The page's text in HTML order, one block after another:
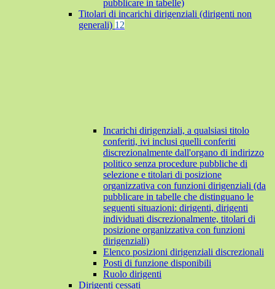
pubblicare in tabelle)
Titolari di incarichi dirigenziali (dirigenti non
generali) 12
Incarichi dirigenziali, a qualsiasi titolo
conferiti, ivi inclusi quelli conferiti
discrezionalmente dall'organo di indirizzo
politico senza procedure pubbliche di
selezione e titolari di posizione
organizzativa con funzioni dirigenziali (da
pubblicare in tabelle che distinguano le
seguenti situazioni: dirigenti, dirigenti
individuati discrezionalmente, titolari di
posizione organizzativa con funzioni
dirigenziali)
Elenco posizioni dirigenziali discrezionali
Posti di funzione disponibili
Ruolo dirigenti
Dirigenti cessati